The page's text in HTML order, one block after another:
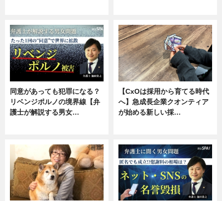
同意があっても犯罪になる？
リベンジポルノの境界線【弁
護士が解説する男女…
【CxOは採用から育てる時代
へ】急成長企業クオンティア
が始める新しい採…